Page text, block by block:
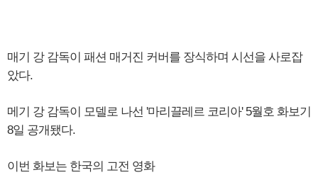
매기 강 감독이 패션 매거진 커버를 장식하며 시선을 사로잡
았다.
메기 강 감독이 모델로 나선 '마리끌레르 코리아' 5월호 화보기
8일 공개됐다.
이번 화보는 한국의 고전 영화